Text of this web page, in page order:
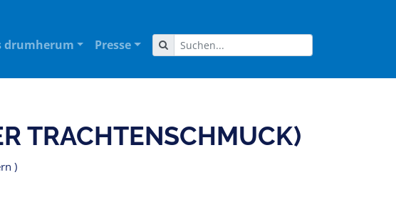
drumherum Presse
TRACHTENSCHMUCK)
)